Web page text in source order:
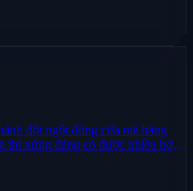
đột ngột đóng cửa mà hãng
thì xứng đáng có được nhiều hơn